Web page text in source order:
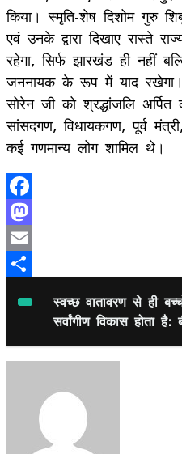
किया। स्मृति-शेष दिशोम गुरु
एवं उनके द्वारा दिखाए रास्ते
रहेगा, सिर्फ झारखंड ही नहीं
जननायक के रूप में याद
सोरेन जी को श्रद्धांजलि
सांसदगण, विधायकगण, पूर्व
कई गणमान्य लोग शामिल थे।
Facebook
Mastodon
Email
स्वच्छ वातावरण से ही
सर्वांगीण विकास होता है: